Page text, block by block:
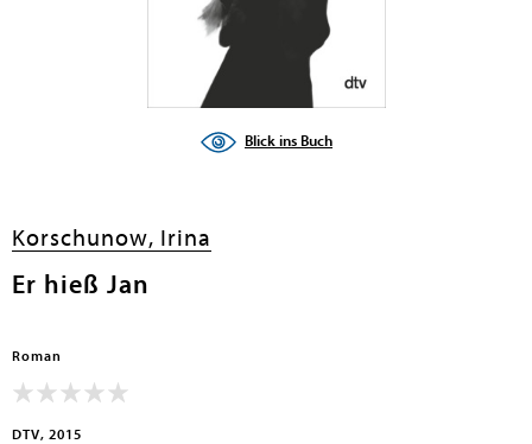
submenu
submenu
submenu
Blick ins Buch
Korschunow, Irina
Er hieß Jan
Roman
DTV, 2015